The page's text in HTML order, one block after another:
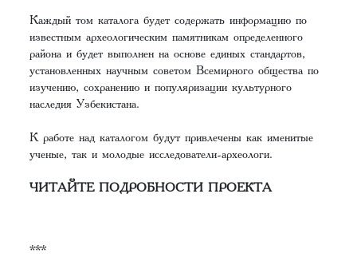
Каждый том каталога будет содержать информацию по
известным археологическим памятникам определенного
района и будет выполнен на основе единых стандартов,
установленных научным советом Всемирного общества по
изучению, сохранению и популяризации культурного
наследия Узбекистана.
К работе над каталогом будут привлечены как именитые
ученые, так и молодые исследователи-археологи.
ЧИТАЙТЕ ПОДРОБНОСТИ ПРОЕКТА
***